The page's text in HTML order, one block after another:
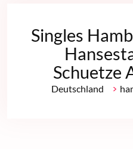
Singles
Schuetze
Deutschland >